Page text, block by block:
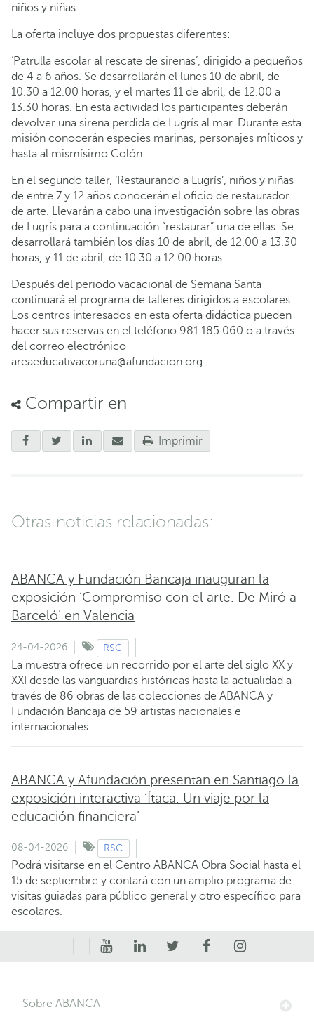
niños y niñas.
La oferta incluye dos propuestas diferentes:
‘Patrulla escolar al rescate de sirenas’, dirigido a pequeños
de 4 a 6 años. Se desarrollarán el lunes 10 de abril, de
10.30 a 12.00 horas, y el martes 11 de abril, de 12.00 a
13.30 horas. En esta actividad los participantes deberán
devolver una sirena perdida de Lugrís al mar. Durante esta
misión conocerán especies marinas, personajes míticos y
hasta al mismísimo Colón.
En el segundo taller, ‘Restaurando a Lugrís’, niños y niñas
de entre 7 y 12 años conocerán el oficio de restaurador
de arte. Llevarán a cabo una investigación sobre las obras
de Lugrís para a continuación “restaurar” una de ellas. Se
desarrollará también los días 10 de abril, de 12.00 a 13.30
horas, y 11 de abril, de 10.30 a 12.00 horas.
Después del periodo vacacional de Semana Santa
continuará el programa de talleres dirigidos a escolares.
Los centros interesados en esta oferta didáctica pueden
hacer sus reservas en el teléfono 981 185 060 o a través
del correo electrónico
areaeducativacoruna@afundacion.org.
Compartir en
Imprimir
Otras noticias relacionadas:
ABANCA y Fundación Bancaja inauguran la
exposición ‘Compromiso con el arte. De Miró a
Barceló’ en Valencia
24-04-2026 RSC
La muestra ofrece un recorrido por el arte del siglo XX y
XXI desde las vanguardias históricas hasta la actualidad a
través de 86 obras de las colecciones de ABANCA y
Fundación Bancaja de 59 artistas nacionales e
internacionales.
ABANCA y Afundación presentan en Santiago la
exposición interactiva ‘Ítaca. Un viaje por la
educación financiera’
08-04-2026 RSC
Podrá visitarse en el Centro ABANCA Obra Social hasta el
15 de septiembre y contará con un amplio programa de
visitas guiadas para público general y otro específico para
escolares.
Sobre ABANCA